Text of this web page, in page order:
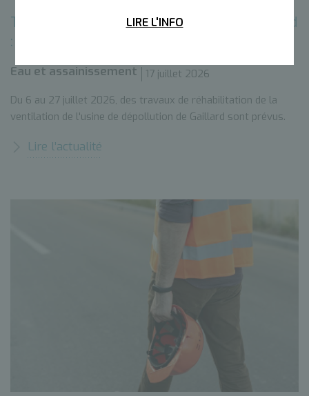
LIRE L'INFO
Travaux sur l'usine de dépollution de Gaillard
: ce qu'il faut savoir
Eau et assainissement
17 juillet 2026
Du 6 au 27 juillet 2026, des travaux de réhabilitation de la
ventilation de l'usine de dépollution de Gaillard sont prévus.
Lire l’actualité